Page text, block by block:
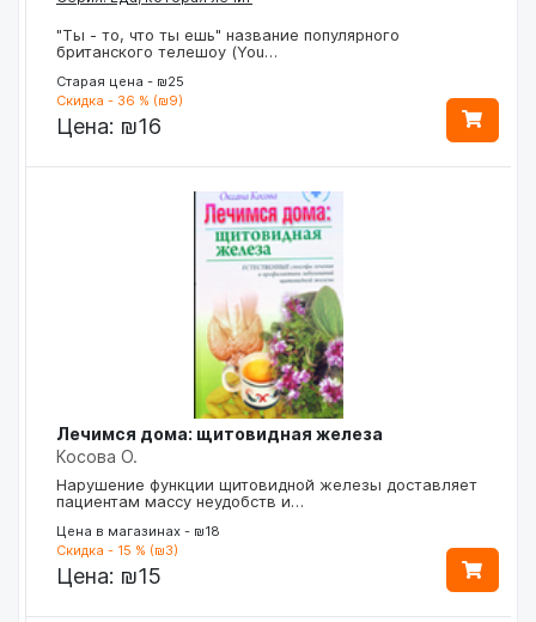
"Ты - то, что ты ешь" название популярного
британского телешоу (You…
Старая цена - ₪25
Скидка - 36 % (₪9)
Цена: ₪16
Лечимся дома: щитовидная железа
Косова О.
Нарушение функции щитовидной железы доставляет
пациентам массу неудобств и…
Цена в магазинах - ₪18
Скидка - 15 % (₪3)
Цена: ₪15